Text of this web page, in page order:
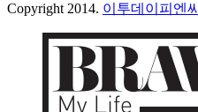
Copyright 2014. 이투데이피엔씨